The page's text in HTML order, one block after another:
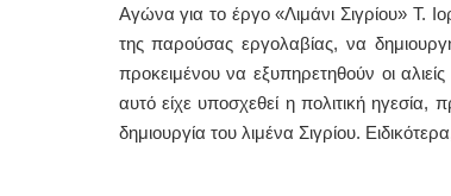
Αγώνα για το έργο «Λιμάνι Σιγρίου» Τ.
της παρούσας εργολαβίας, να
προκειμένου να εξυπηρετηθούν οι
αυτό είχε υποσχεθεί η πολιτική ηγεσία,
δημιουργία του λιμένα Σιγρίου.